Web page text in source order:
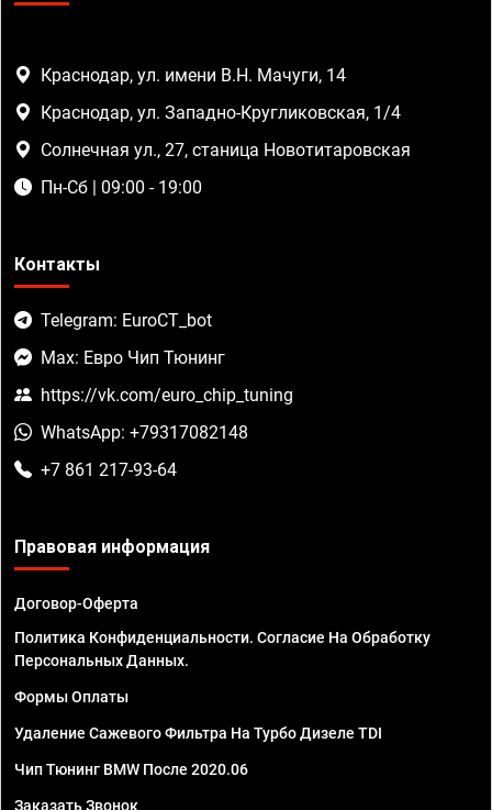
Краснодар, ул. имени В.Н. Мачуги, 14
Краснодар, ул. Западно-Кругликовская, 1/4
Солнечная ул., 27, станица Новотитаровская
Пн-Сб | 09:00 - 19:00
Контакты
Telegram: EuroCT_bot
Max: Евро Чип Тюнинг
https://vk.com/euro_chip_tuning
WhatsApp: +79317082148
+7 861 217-93-64
Правовая информация
Договор-Оферта
Политика Конфиденциальности. Согласие На Обработку
Персональных Данных.
Формы Оплаты
Удаление Сажевого Фильтра На Турбо Дизеле TDI
Чип Тюнинг BMW После 2020.06
Заказать Звонок